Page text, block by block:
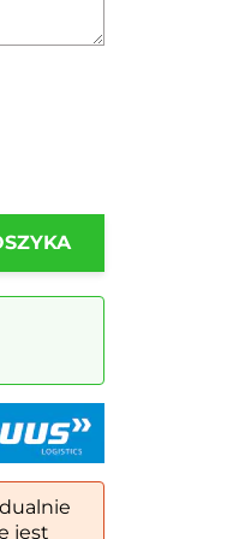
jest